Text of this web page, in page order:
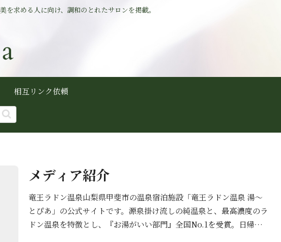
求める人に向け、調和のとれたサロンを掲載。
相互リンク依頼
メディア紹介
竜王ラドン温泉山梨県甲斐市の温泉宿泊施設「竜王ラドン温泉 湯〜
とぴあ」の公式サイトです。源泉掛け流しの純温泉と、最高濃度のラ
ドン温泉を特徴とし、『お湯がいい部門』全国No.1を受賞。日帰り